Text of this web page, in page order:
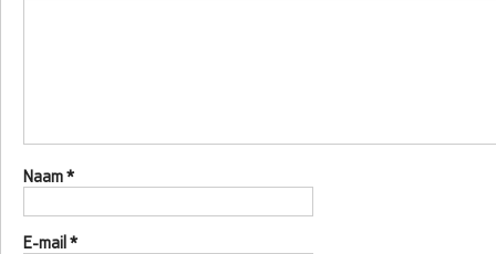
Naam*
E-mail *